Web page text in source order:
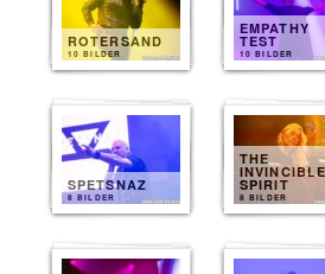
ROTERSAND
10 BILDER
EMPATHY
TEST
10 BILDER
SPETSNAZ
8 BILDER
THE
INVINCIBLE
SPIRIT
8 BILDER